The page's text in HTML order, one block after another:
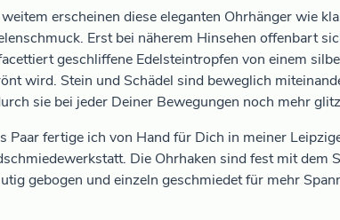
erscheinen diese eleganten Ohrhänger wie
Erst bei näherem Hinsehen offenbart
geschliffene Edelsteintropfen von einem
wird. Stein und Schädel sind beweglich
sie bei jeder Deiner Bewegungen noch mehr
Paar fertige ich von Hand für Dich in meiner
Die Ohrhaken sind fest mit dem
gebogen und einzeln geschmiedet für mehr